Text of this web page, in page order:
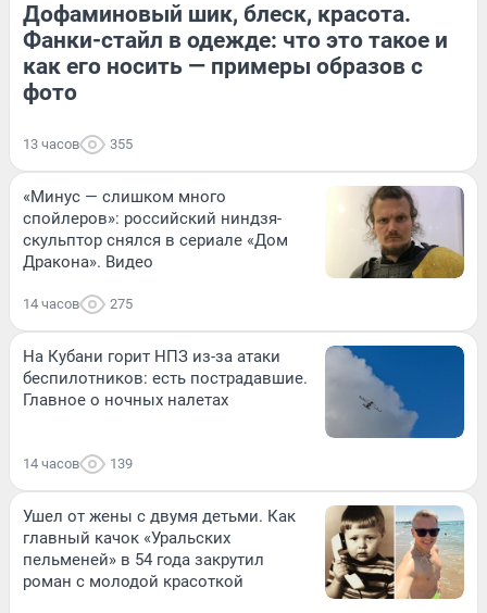
Дофаминовый шик, блеск, красота.
Фанки-стайл в одежде: что это такое и
как его носить — примеры образов с
фото
13 часов 355
«Минус — слишком много
спойлеров»: российский ниндзя-
скульптор снялся в сериале «Дом
Дракона». Видео
14 часов 275
На Кубани горит НПЗ из-за атаки
беспилотников: есть пострадавшие.
Главное о ночных налетах
14 часов 139
Ушел от жены с двумя детьми. Как
главный качок «Уральских
пельменей» в 54 года закрутил
роман с молодой красоткой